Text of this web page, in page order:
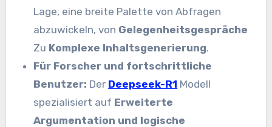
Lage, eine breite Palette von Abfragen
abzuwickeln, von Gelegenheitsgespräche
Zu Komplexe Inhaltsgenerierung.
Für Forscher und fortschrittliche
Benutzer: Der Deepseek-R1 Modell
spezialisiert auf Erweiterte
Argumentation und logische